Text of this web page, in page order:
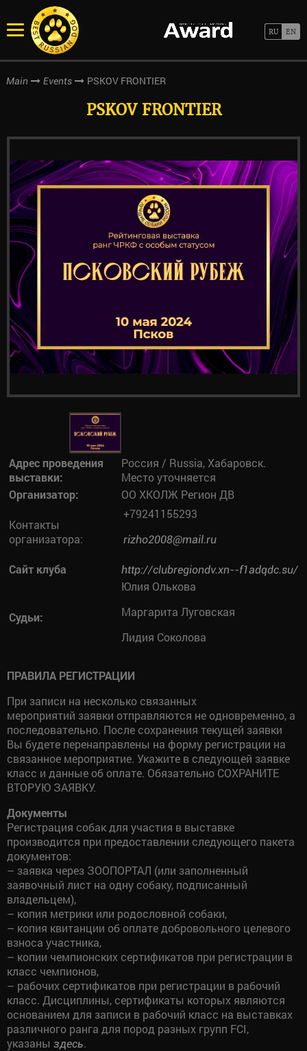
Main Events PSKOV FRONTIER
PSKOV FRONTIER
Адрес проведения
выставки:
Россия / Russia, Хабаровск.
Место уточняется
Организатор:
ОО ХКОЛЖ Регион ДВ
Контакты
организатора:
+79241155293
rizho2008@mail.ru
Сайт клуба http://clubregiondv.xn--f1adqdc.su/
Судьи:
Юлия Олькова
Маргарита Луговская
Лидия Соколова
ПРАВИЛА РЕГИСТРАЦИИ
При записи на несколько связанных
мероприятий заявки отправляются не одновременно, а
последовательно. После сохранения текущей заявки
Вы будете перенаправлены на форму регистрации на
связанное мероприятие. Укажите в следующей заявке
класс и данные об оплате. Обязательно СОХРАНИТЕ
ВТОРУЮ ЗАЯВКУ.
Документы
Регистрация собак для участия в выставке
производится при предоставлении следующего пакета
документов:
– заявка через ЗООПОРТАЛ (или заполненный
заявочный лист на одну собаку, подписанный
владельцем),
– копия метрики или родословной собаки,
– копия квитанции об оплате добровольного целевого
взноса участника,
– копии чемпионских сертификатов при регистрации в
класс чемпионов,
– рабочих сертификатов при регистрации в рабочий
класс. Дисциплины, сертификаты которых являются
основанием для записи в рабочий класс на выставках
различного ранга для пород разных групп FCI,
указаны здесь.